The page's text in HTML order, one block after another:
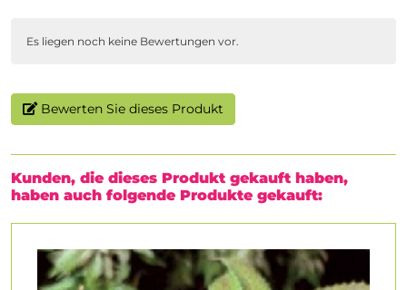
Es liegen noch keine Bewertungen vor.
Bewerten Sie dieses Produkt
Kunden, die dieses Produkt gekauft haben,
haben auch folgende Produkte gekauft: